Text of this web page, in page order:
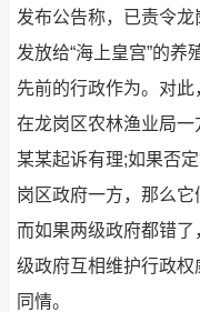
发布公告称，已责令
发放给“海上皇宫”的
先前的行政作为。对
在龙岗区农林渔业局
某某起诉有理;如果否
岗区政府一方，那么它
而如果两级政府都错了
级政府互相维护行政
同情。